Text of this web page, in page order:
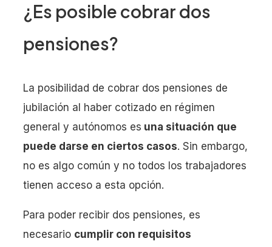
¿Es posible cobrar dos
pensiones?
La posibilidad de cobrar dos pensiones de
jubilación al haber cotizado en régimen
general y autónomos es una situación que
puede darse en ciertos casos. Sin embargo,
no es algo común y no todos los trabajadores
tienen acceso a esta opción.
Para poder recibir dos pensiones, es
necesario cumplir con requisitos